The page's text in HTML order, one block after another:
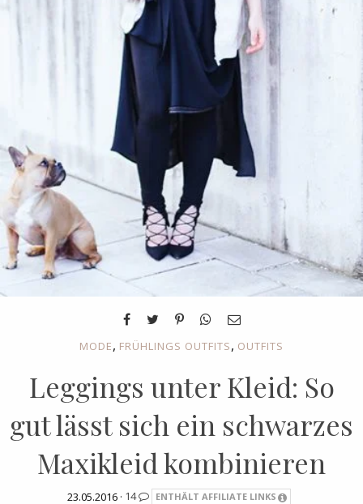
MODE, FRÜHLINGS OUTFITS, OUTFITS
Leggings unter Kleid: So
gut lässt sich ein schwarzes
Maxikleid kombinieren
23.05.2016 · 14
ENTHÄLT AFFILIATE LINKS